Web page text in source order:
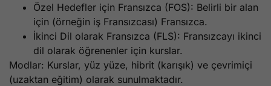
Özel Hedefler için Fransızca (FOS): Belirli bir alan
için (örneğin iş Fransızcası) Fransızca.
İkinci Dil olarak Fransızca (FLS): Fransızcayı ikinci
dil olarak öğrenenler için kurslar.
Modlar: Kurslar, yüz yüze, hibrit (karışık) ve çevrimiçi
(uzaktan eğitim) olarak sunulmaktadır.